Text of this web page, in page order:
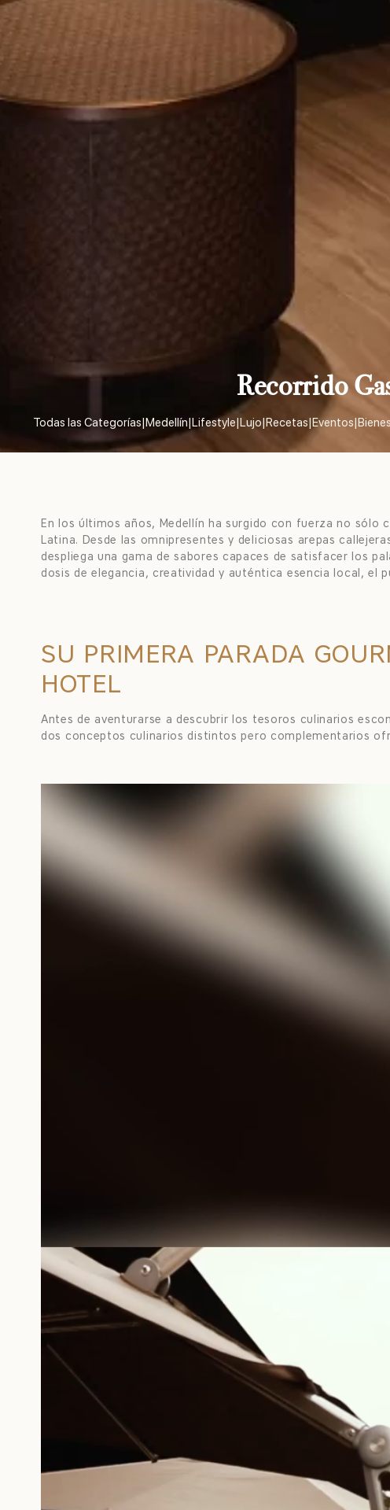
Recorrido
Todas las Categorías|Medellín|Lifestyle|Lujo|Recetas|Eventos|
En los últimos años, Medellín ha surgido con fuerza no
Latina. Desde las omnipresentes y deliciosas arepas
despliega una gama de sabores capaces de satisfacer los
dosis de elegancia, creatividad y auténtica esencia local, el
SU PRIMERA PARADA
HOTEL
Antes de aventurarse a descubrir los tesoros culinarios
dos conceptos culinarios distintos pero complementarios